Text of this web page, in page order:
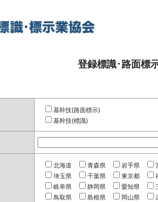
登録標識･路面標
基幹技(路面標示)
基幹技(標識)
北海道 青森県 岩手県
埼玉県
千葉県 東京都
岐阜県
静岡県 愛知県
鳥取県
島根県 岡山県